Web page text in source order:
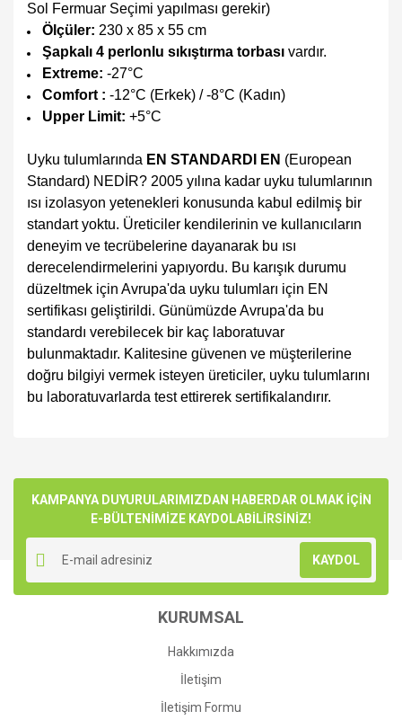
Sol Fermuar Seçimi yapılması gerekir)
Ölçüler: 230 x 85 x 55 cm
Şapkalı 4 perlonlu sıkıştırma torbası vardır.
Extreme: -27°C
Comfort : -12°C (Erkek) / -8°C (Kadın)
Upper Limit: +5°C
Uyku tulumlarında EN STANDARDI EN (European
Standard) NEDİR? 2005 yılına kadar uyku tulumlarının
ısı izolasyon yetenekleri konusunda kabul edilmiş bir
standart yoktu. Üreticiler kendilerinin ve kullanıcıların
deneyim ve tecrübelerine dayanarak bu ısı
derecelendirmelerini yapıyordu. Bu karışık durumu
düzeltmek için Avrupa'da uyku tulumları için EN
sertifikası geliştirildi. Günümüzde Avrupa'da bu
standardı verebilecek bir kaç laboratuvar
bulunmaktadır. Kalitesine güvenen ve müşterilerine
doğru bilgiyi vermek isteyen üreticiler, uyku tulumlarını
bu laboratuvarlarda test ettirerek sertifikalandırır.
Yorum Yaz
kullanarak tarafımıza iletebilirsiniz.
Görüş ve önerileriniz için teşekkür ederiz.
Ürün resmi kalitesiz, bozuk veya görüntülenemiyor.
Ürün açıklamasında eksik bilgiler bulunuyor.
Ürün bilgilerinde hatalar bulunuyor.
Ürün fiyatı diğer sitelerden daha pahalı.
KAMPANYA DUYURULARIMIZDAN HABERDAR OLMAK İÇİN
E-BÜLTENİMİZE KAYDOLABİLİRSİNİZ!
KAYDOL
KURUMSAL
Hakkımızda
İletişim
İletişim Formu